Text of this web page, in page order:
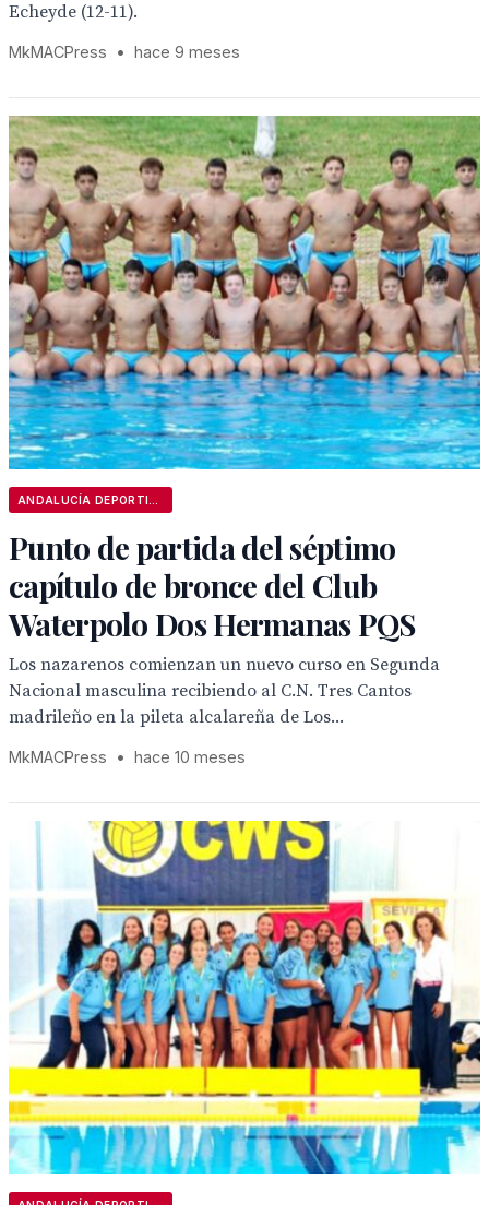
Echeyde (12-11).
MkMACPress • hace 9 meses
Punto de partida del séptimo
capítulo de bronce del Club
Waterpolo Dos Hermanas PQS
Los nazarenos comienzan un nuevo curso en Segunda
Nacional masculina recibiendo al C.N. Tres Cantos
madrileño en la pileta alcalareña de Los...
MkMACPress • hace 10 meses